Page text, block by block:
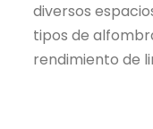
diversos
tipos de
rendimiento de